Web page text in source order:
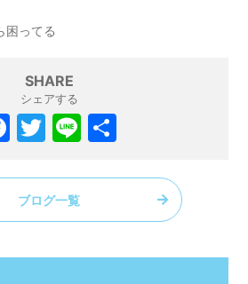
困ってる
SHARE
シェアする
F
c
e
o
T
itt
er
Li
e
ブログ一覧